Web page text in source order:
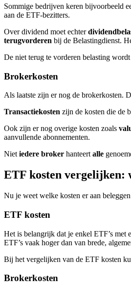
Sommige bedrijven keren bijvoorbeeld
aan de ETF-bezitters.
Over dividend moet echter
terugvorderen bij de Belastingdienst.
De niet terug te vorderen belasting
Brokerkosten
Als laatste zijn er nog de brokerkosten.
Transactiekosten zijn de kosten die de
Ook zijn er nog overige kosten zoals
aanvullende abonnementen.
Nietiedere broker hanteertalle
ETF kosten vergelijken:
Nu je weet welke kosten er aan
ETF kosten
Het is belangrijk dat je enkel ETF’s
ETF’s vaak hoger dan van brede,
Bij het vergelijken van de ETF kosten
Brokerkosten